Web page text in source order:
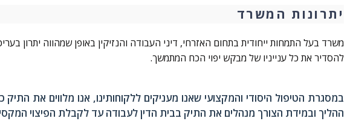
יתרונות המשרד
משרד בעל התמחות ייחודית בתחום האזרחי, דיני העבודה והנזיקין באופן שמהווה יתרון
להסדיר את כל ענייניו של מבקש יפוי הכח המתמשך.
במסגרת הטיפול היסודי והמקצועי שאנו מעניקים ללקוחותינו, אנו מלווים את
ההליך ובמידת הצורך מנהלים את התיק בבית הדין לעבודה עד לקבלת הפיצוי